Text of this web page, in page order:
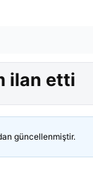
ilan etti
güncellenmiştir.